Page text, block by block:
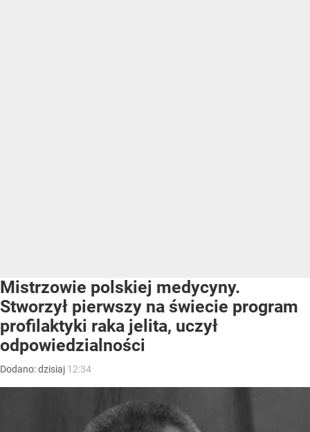
Mistrzowie polskiej medycyny.
Stworzył pierwszy na świecie program
profilaktyki raka jelita, uczył
odpowiedzialności
Dodano:dzisiaj 12:34